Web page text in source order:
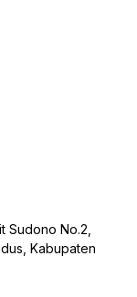
Sudono No.2,
Kabupaten